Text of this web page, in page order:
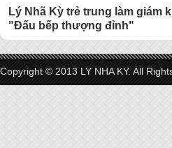
Lý Nhã Kỳ trẻ trung làm giám
"Đấu bếp thượng đỉnh"
Copyright © 2013 LY NHA KY. All